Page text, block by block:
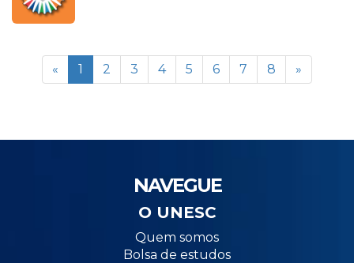
« 1 2 3 4 5 6 7 8 »
NAVEGUE
O UNESC
Quem somos
Bolsa de estudos